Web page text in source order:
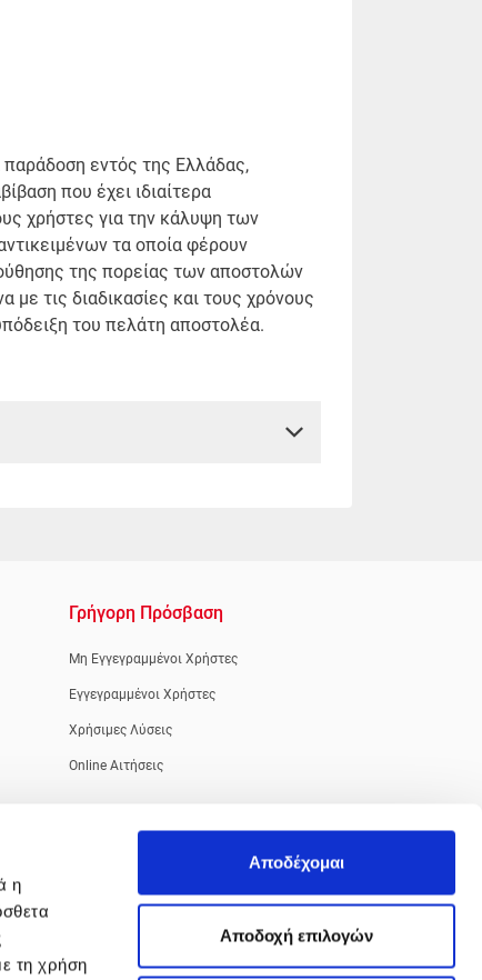
η
τη χρήση
Αποδέχομαι
Aποδοχή επιλογών
παράδοση εντός της Ελλάδας,
που έχει ιδιαίτερα
χρήστες για την κάλυψη των
τα οποία φέρουν
της πορείας των αποστολών
τις διαδικασίες και τους χρόνους
του πελάτη αποστολέα.
Γρήγορη Πρόσβαση
Μη Εγγεγραμμένοι Χρήστες
Εγγεγραμμένοι Χρήστες
Χρήσιμες Λύσεις
Online Αιτήσεις